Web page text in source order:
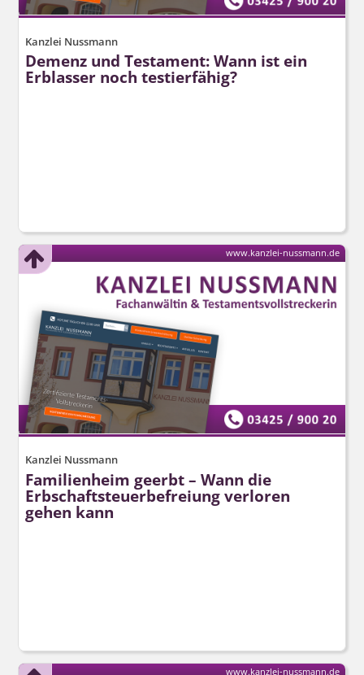
Kanzlei Nussmann
Demenz und Testament: Wann ist ein
Erblasser noch testierfähig?
Kanzlei Nussmann
Familienheim geerbt – Wann die
Erbschaft­steuerbefreiung verloren
gehen kann
www.kanzlei-nussmann.de
www.kanzlei-nussmann.de